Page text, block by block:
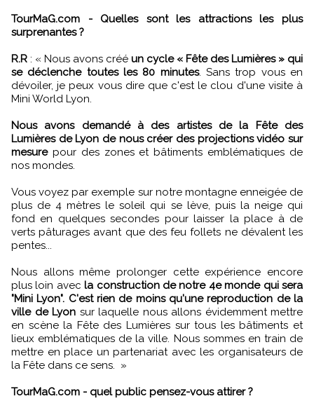
TourMaG.com - Quelles sont les attractions les plus
surprenantes ?
R.R : « Nous avons créé un cycle « Fête des Lumières » qui
se déclenche toutes les 80 minutes. Sans trop vous en
dévoiler, je peux vous dire que c'est le clou d'une visite à
Mini World Lyon.
Nous avons demandé à des artistes de la Fête des
Lumières de Lyon de nous créer des projections vidéo sur
mesurepour des zones et bâtiments emblématiques de
nos mondes.
Vous voyez par exemple sur notre montagne enneigée de
plus de 4 mètres le soleil qui se lève, puis la neige qui
fond en quelques secondes pour laisser la place à de
verts pâturages avant que des feu follets ne dévalent les
pentes...
Nous allons même prolonger cette expérience encore
plus loin avecla construction de notre 4e monde qui sera
"Mini Lyon". C'est rien de moins qu'une reproduction de la
ville de Lyon sur laquelle nous allons évidemment mettre
en scène la Fête des Lumières sur tous les bâtiments et
lieux emblématiques de la ville. Nous sommes en train de
mettre en place un partenariat avec les organisateurs de
la Fête dans ce sens. »
TourMaG.com - quel public pensez-vous attirer ?